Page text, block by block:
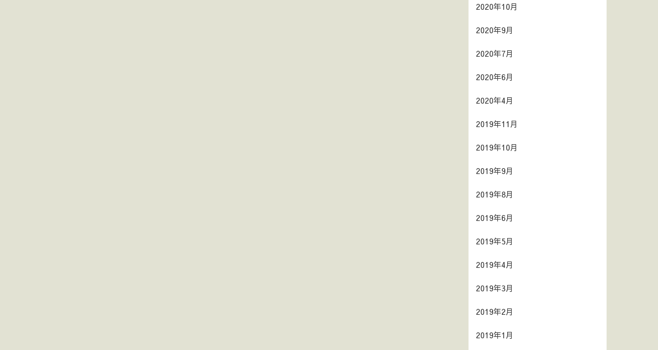
2020年10月
2020年9月
2020年7月
2020年6月
2020年4月
2019年11月
2019年10月
2019年9月
2019年8月
2019年6月
2019年5月
2019年4月
2019年3月
2019年2月
2019年1月